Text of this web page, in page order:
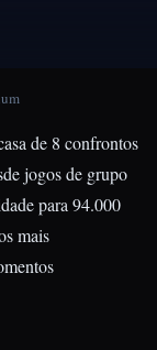
de 8 confrontos
jogos de grupo
para 94.000
mais